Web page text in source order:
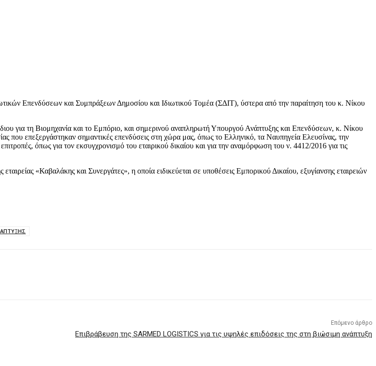
Επενδύσεων και Συμπράξεων Δημοσίου και Ιδιωτικού Τομέα (ΣΔΙΤ), ύστερα από την παραίτηση του κ. Νίκου
για τη Βιομηχανία και το Εμπόριο, και σημερινού αναπληρωτή Υπουργού Ανάπτυξης και Επενδύσεων, κ. Νίκου
που επεξεργάστηκαν σημαντικές επενδύσεις στη χώρα μας, όπως το Ελληνικό, τα Ναυπηγεία Ελευσίνας, την
όπως για τον εκσυγχρονισμό του εταιρικού δικαίου και για την αναμόρφωση του ν. 4412/2016 για τις
«Καβαλάκης και Συνεργάτες», η οποία ειδικεύεται σε υποθέσεις Εμπορικού Δικαίου, εξυγίανσης εταιρειών
Επόμενο άρθρο
Επιβράβευση της SARMED LOGISTICS για τις υψηλές επιδόσεις της στη βιώσιμη ανάπτυξη